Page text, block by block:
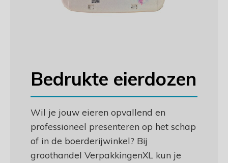
Bedrukte eierdozen
Wil je jouw eieren opvallend en
professioneel presenteren op het schap
of in de boerderijwinkel? Bij
groothandel VerpakkingenXL kun je